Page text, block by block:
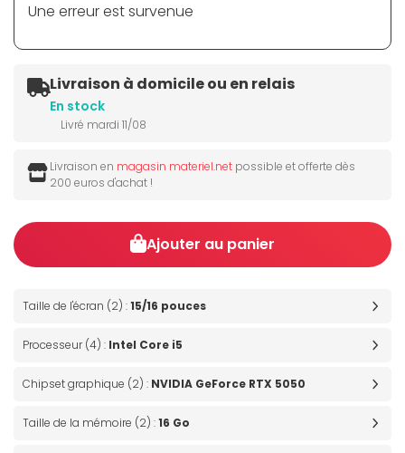
Une erreur est survenue
Livraison à domicile ou en relais
En stock
Livré mardi 11/08
Livraison en magasin materiel.net possible et offerte dès
200 euros d'achat !
Ajouter au panier
Taille de l'écran (2) :15/16 pouces
Processeur (4) : Intel Core i5
Chipset graphique (2) : NVIDIA GeForce RTX 5050
Taille de la mémoire (2) :16 Go